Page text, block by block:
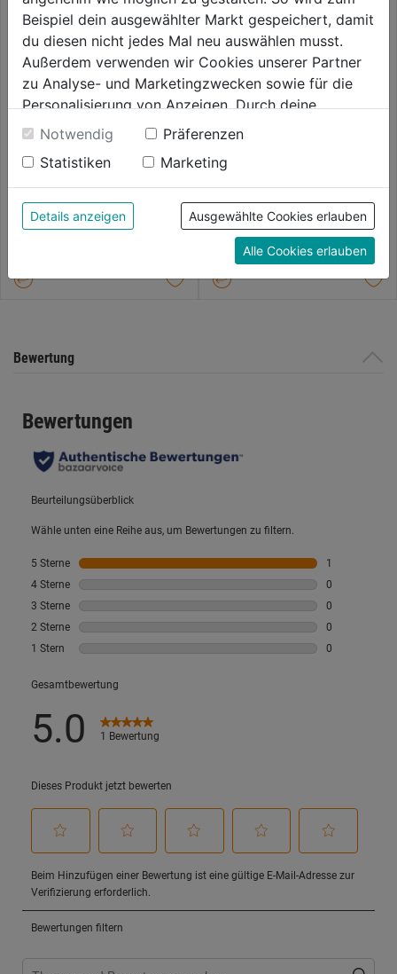
Hochdruckreiniger RE232
0.0 (0)
0.0
Sternen.
1019€
mit Stecknippel
0.0 (0)
0.0
Sternen.
1329€
Bewertung
Beispiel dein ausgewählter Markt gespeichert, damit
du diesen nicht jedes Mal neu auswählen musst.
Außerdem verwenden wir Cookies unserer Partner
zu Analyse- und Marketingzwecken sowie für die
Personalisierung von Anzeigen. Durch deine
Einwilligung werden die Daten von Drittanbieter,
unter anderem auch in den USA, verarbeitet.
Durch Klick auf "Alle Cookies erlauben" stimmst du
der Verwendung aller Cookies zu. Unter "Details
anzeigen" findest du alle Infos zu den
unterschiedlichen Cookies, unter "Cookies
Konfigurieren" kannst du auswählen, welche Cookies
du zulassen möchtest und welche nicht.
Notwendig
Präferenzen
Statistiken
Marketing
Details anzeigen Ausgewählte Cookies erlauben
Alle Cookies erlauben